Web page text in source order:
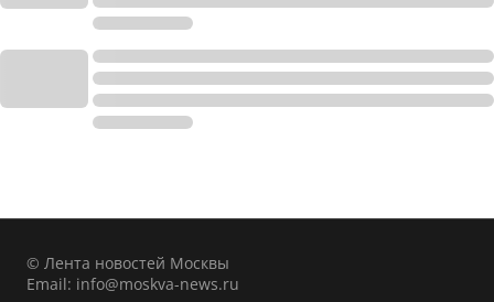
© Лента новостей Москвы
Email: info@moskva-news.ru